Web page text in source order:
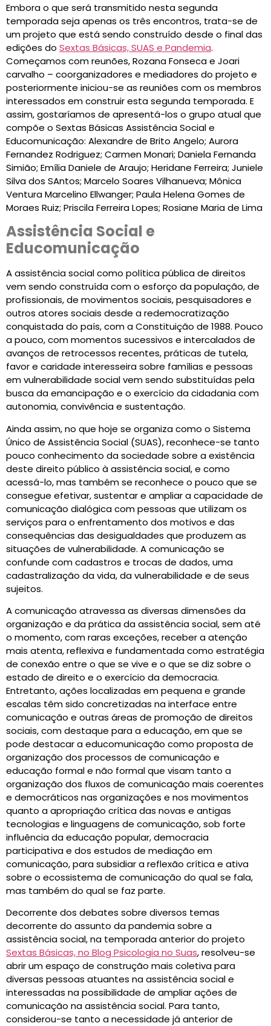
Embora o que será transmitido nesta segunda
temporada seja apenas os três encontros, trata-se de
um projeto que está sendo construído desde o final das
edições do Sextas Básicas, SUAS e Pandemia.
Começamos com reunões, Rozana Fonseca e Joari
carvalho – coorganizadores e mediadores do projeto e
posteriormente iniciou-se as reuniões com os membros
interessados em construir esta segunda temporada. E
assim, gostaríamos de apresentá-los o grupo atual que
compõe o Sextas Básicas Assistência Social e
Educomunicação: Alexandre de Brito Angelo; Aurora
Fernandez Rodriguez; Carmen Monari; Daniela Fernanda
Simião; Emília Daniele de Araujo; Heridane Ferreira; Juniele
Silva dos SAntos; Marcelo Soares Vilhanueva; Mônica
Ventura Marcelino Ellwanger; Paula Helena Gomes de
Moraes Ruiz; Priscila Ferreira Lopes; Rosiane Maria de Lima
Assistência Social e
Educomunicação
A assistência social como política pública de direitos
vem sendo construída com o esforço da população, de
profissionais, de movimentos sociais, pesquisadores e
outros atores sociais desde a redemocratização
conquistada do país, com a Constituição de 1988. Pouco
a pouco, com momentos sucessivos e intercalados de
avanços de retrocessos recentes, práticas de tutela,
favor e caridade interesseira sobre famílias e pessoas
em vulnerabilidade social vem sendo substituídas pela
busca da emancipação e o exercício da cidadania com
autonomia, convivência e sustentação.
Ainda assim, no que hoje se organiza como o Sistema
Único de Assistência Social (SUAS), reconhece-se tanto
pouco conhecimento da sociedade sobre a existência
deste direito público à assistência social, e como
acessá-lo, mas também se reconhece o pouco que se
consegue efetivar, sustentar e ampliar a capacidade de
comunicação dialógica com pessoas que utilizam os
serviços para o enfrentamento dos motivos e das
consequências das desigualdades que produzem as
situações de vulnerabilidade. A comunicação se
confunde com cadastros e trocas de dados, uma
cadastralização da vida, da vulnerabilidade e de seus
sujeitos.
A comunicação atravessa as diversas dimensões da
organização e da prática da assistência social, sem até
o momento, com raras exceções, receber a atenção
mais atenta, reflexiva e fundamentada como estratégia
de conexão entre o que se vive e o que se diz sobre o
estado de direito e o exercício da democracia.
Entretanto, ações localizadas em pequena e grande
escalas têm sido concretizadas na interface entre
comunicação e outras áreas de promoção de direitos
sociais, com destaque para a educação, em que se
pode destacar a educomunicação como proposta de
organização dos processos de comunicação e
educação formal e não formal que visam tanto a
organização dos fluxos de comunicação mais coerentes
e democráticos nas organizações e nos movimentos
quanto a apropriação crítica das novas e antigas
tecnologias e linguagens de comunicação, sob forte
influência da educação popular, democracia
participativa e dos estudos de mediação em
comunicação, para subsidiar a reflexão crítica e ativa
sobre o ecossistema de comunicação do qual se fala,
mas também do qual se faz parte.
Decorrente dos debates sobre diversos temas
decorrente do assunto da pandemia sobre a
assistência social, na temporada anterior do projeto
Sextas Básicas, no Blog Psicologia no Suas, resolveu-se
abrir um espaço de construção mais coletiva para
diversas pessoas atuantes na assistência social e
interessadas na possibilidade de ampliar ações de
comunicação na assistência social. Para tanto,
considerou-se tanto a necessidade já anterior de